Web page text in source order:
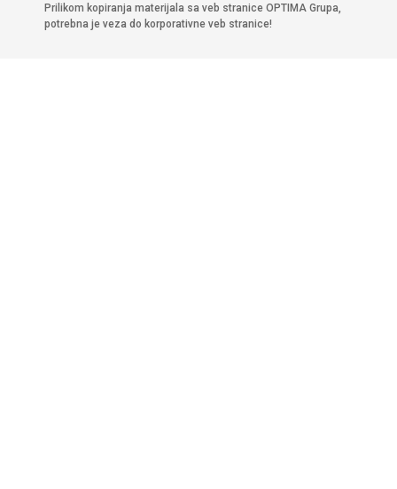
Prilikom kopiranja materijala sa veb stranice OPTIMA Grupa,
potrebna je veza do korporativne veb stranice!